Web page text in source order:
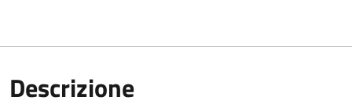
Descrizione